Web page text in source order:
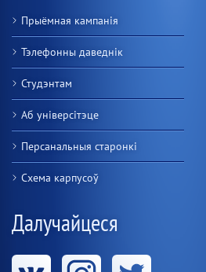
Прыёмная кампанія
Тэлефонны даведнік
Студэнтам
Аб універсітэце
Персанальныя старонкі
Схема карпусоў
Далучайцеся